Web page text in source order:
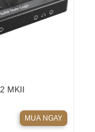
MKII
MUA NGAY